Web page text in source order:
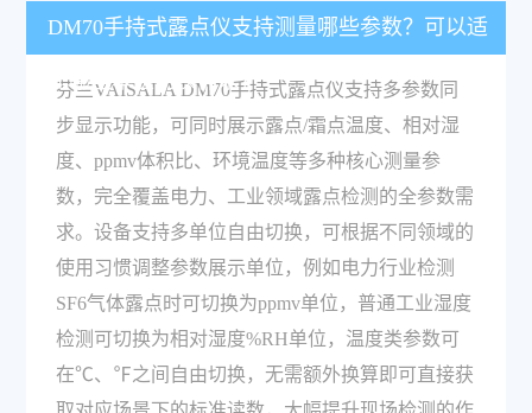
DM70手持式露点仪支持测量哪些参数？可以适
配哪些单位切换需求？
芬兰VAISALA DM70手持式露点仪支持多参数同
步显示功能，可同时展示露点/霜点温度、相对湿
度、ppmv体积比、环境温度等多种核心测量参
数，完全覆盖电力、工业领域露点检测的全参数需
求。设备支持多单位自由切换，可根据不同领域的
使用习惯调整参数展示单位，例如电力行业检测
SF6气体露点时可切换为ppmv单位，普通工业湿度
检测可切换为相对湿度%RH单位，温度类参数可
在℃、℉之间自由切换，无需额外换算即可直接获